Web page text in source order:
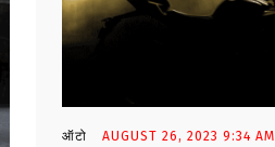
ऑटो AUGUST 26, 2023 9:34 AM